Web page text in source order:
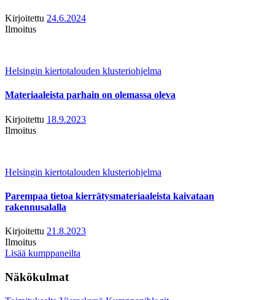
Kirjoitettu 24.6.2024
Ilmoitus
Helsingin kiertotalouden klusteriohjelma
Materiaaleista parhain on olemassa oleva
Kirjoitettu 18.9.2023
Ilmoitus
Helsingin kiertotalouden klusteriohjelma
Parempaa tietoa kierrätysmateriaaleista kaivataan
rakennusalalla
Kirjoitettu 21.8.2023
Ilmoitus
Lisää kumppaneilta
Näkökulmat